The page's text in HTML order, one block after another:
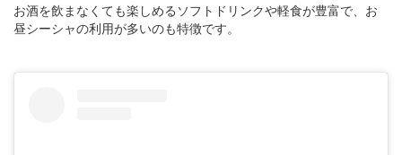
お酒を飲まなくても楽しめるソフトドリンクや軽食が豊富で、お
昼シーシャの利用が多いのも特徴です。